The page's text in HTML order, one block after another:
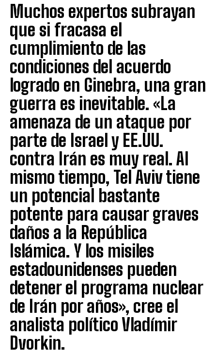
Muchos expertos subrayan
que si fracasa el
cumplimiento de las
condiciones del acuerdo
logrado en Ginebra, una gran
guerra es inevitable. «La
amenaza de un ataque por
parte de Israel y EE.UU.
contra Irán es muy real. Al
mismo tiempo, Tel Aviv tiene
un potencial bastante
potente para causar graves
daños a la República
Islámica. Y los misiles
estadounidenses pueden
detener el programa nuclear
de Irán por años», cree el
analista político Vladímir
Dvorkin.